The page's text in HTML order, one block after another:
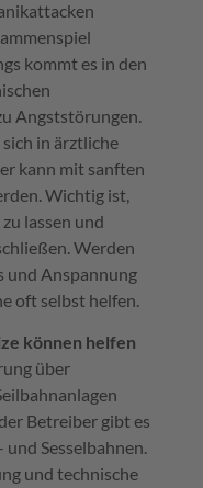
kommt es in den
Angststörungen.
in ärztliche
kann mit sanften
Wichtig ist,
lassen und
Werden
und Anspannung
oft selbst helfen.
können helfen
über
Betreiber gibt es
Sesselbahnen.
und technische